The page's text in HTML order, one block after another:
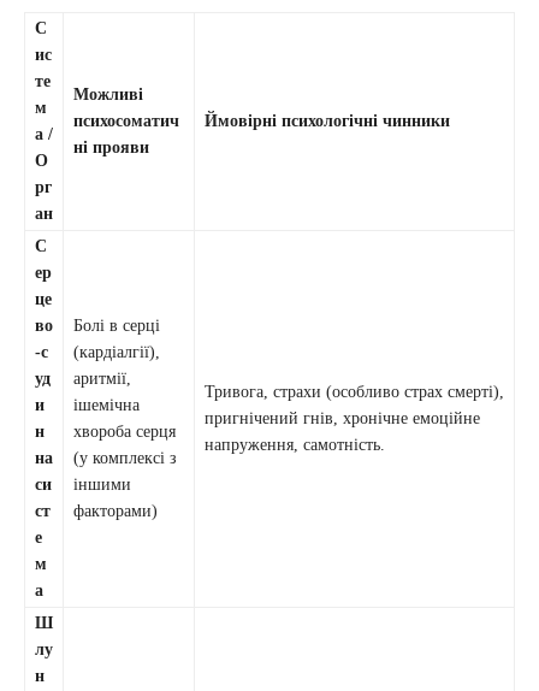
С
ис
те
м
а /
О
рг
ан
Можливі
психосоматич
ні прояви
Ймовірні психологічні чинники
С
ер
це
во
-с
уд
и
н
на
си
ст
е
м
а
Болі в серці
(кардіалгії),
аритмії,
ішемічна
хвороба серця
(у комплексі з
іншими
факторами)
Тривога, страхи (особливо страх смерті),
пригнічений гнів, хронічне емоційне
напруження, самотність.
Ш
лу
н